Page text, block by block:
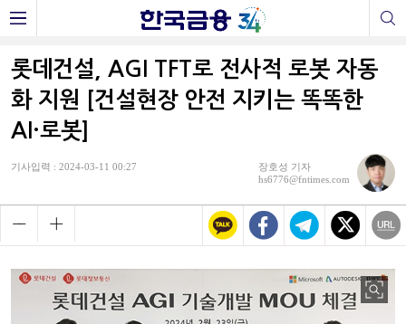
롯데건설, AGI TFT로 전사적 로봇 자동
화 지원 [건설현장 안전 지키는 똑똑한
AI·로봇]
기사입력 : 2024-03-11 00:27
장호성 기자
hs6776@fntimes.com